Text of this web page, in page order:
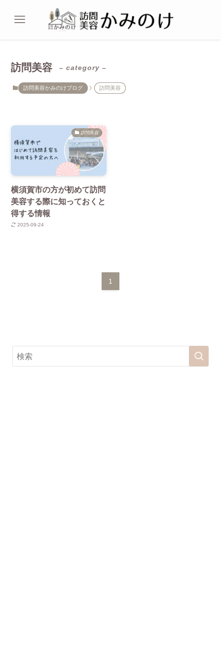
訪問美容 – category –
訪問美容かみのけブログ 訪問美容
訪問美容
横須賀市の方が初めて訪問
美容する際に知っておくと
得する情報
2025-09-24
1